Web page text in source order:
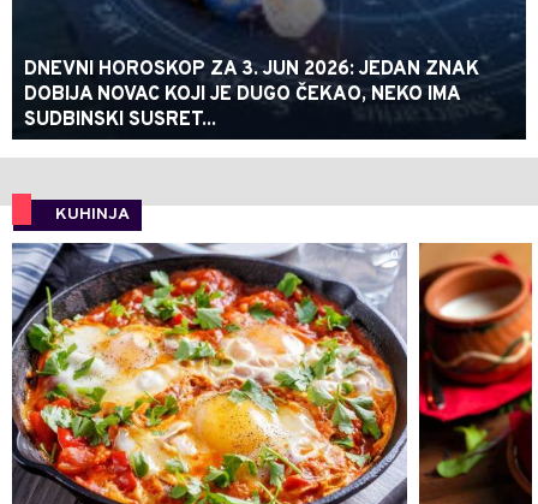
DNEVNI HOROSKOP ZA 3. JUN 2026: JEDAN ZNAK
DOBIJA NOVAC KOJI JE DUGO ČEKAO, NEKO IMA
SUDBINSKI SUSRET...
KUHINJA
0